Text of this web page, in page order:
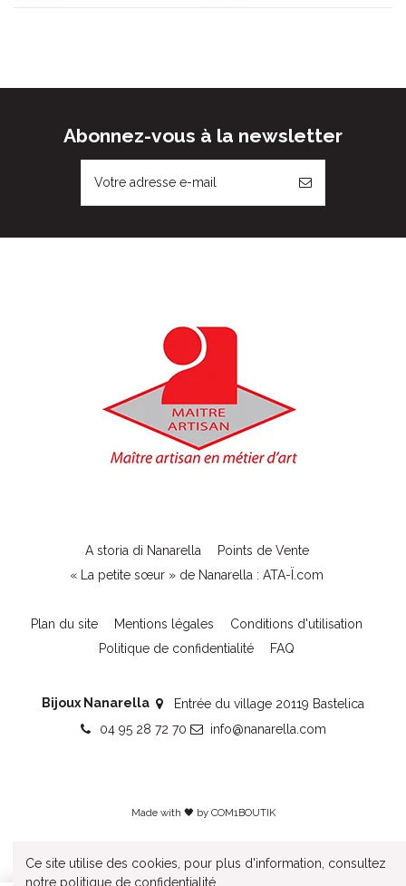
Abonnez-vous à la newsletter
A storia di Nanarella
Points de Vente
« La petite sœur » de Nanarella : ATA-Ï.com
Plan du site Mentions légales
Conditions d'utilisation
Politique de confidentialité
FAQ
Bijoux Nanarella
Entrée du village 20119 Bastelica
04 95 28 72 70
info@nanarella.com
Made with 🖤 by COM1BOUTIK
Ce site utilise des cookies, pour plus d'information, consultez
notre politique de confidentialité